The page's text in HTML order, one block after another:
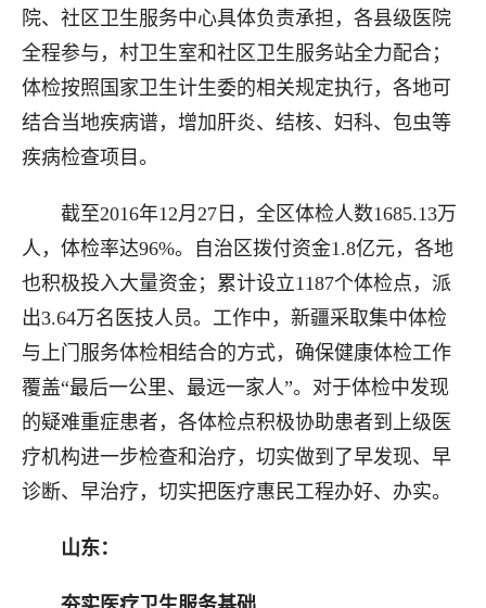
院、社区卫生服务中心具体负责承担，各县级医院
全程参与，村卫生室和社区卫生服务站全力配合；
体检按照国家卫生计生委的相关规定执行，各地可
结合当地疾病谱，增加肝炎、结核、妇科、包虫等
疾病检查项目。
截至2016年12月27日，全区体检人数1685.13万
人，体检率达96%。自治区拨付资金1.8亿元，各地
也积极投入大量资金；累计设立1187个体检点，派
出3.64万名医技人员。工作中，新疆采取集中体检
与上门服务体检相结合的方式，确保健康体检工作
覆盖“最后一公里、最远一家人”。对于体检中发现
的疑难重症患者，各体检点积极协助患者到上级医
疗机构进一步检查和治疗，切实做到了早发现、早
诊断、早治疗，切实把医疗惠民工程办好、办实。
山东：